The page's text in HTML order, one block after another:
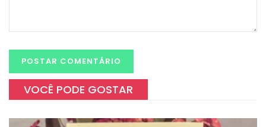
VOCÊ PODE GOSTAR